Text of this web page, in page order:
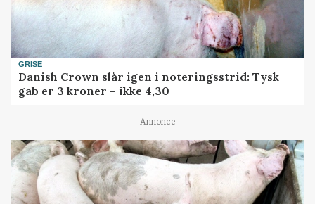
GRISE
Danish Crown slår igen i noteringsstrid: Tysk
gab er 3 kroner – ikke 4,30
Annonce